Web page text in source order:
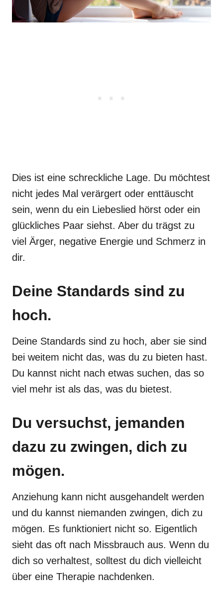
Dies ist eine schreckliche Lage. Du möchtest
nicht jedes Mal verärgert oder enttäuscht
sein, wenn du ein Liebeslied hörst oder ein
glückliches Paar siehst. Aber du trägst zu
viel Ärger, negative Energie und Schmerz in
dir.
Deine Standards sind zu
hoch.
Deine Standards sind zu hoch, aber sie sind
bei weitem nicht das, was du zu bieten hast.
Du kannst nicht nach etwas suchen, das so
viel mehr ist als das, was du bietest.
Du versuchst, jemanden
dazu zu zwingen, dich zu
mögen.
Anziehung kann nicht ausgehandelt werden
und du kannst niemanden zwingen, dich zu
mögen. Es funktioniert nicht so. Eigentlich
sieht das oft nach Missbrauch aus. Wenn du
dich so verhaltest, solltest du dich vielleicht
über eine Therapie nachdenken.